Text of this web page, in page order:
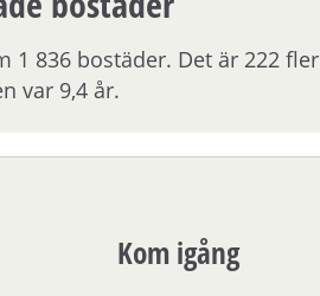
836 bostäder. Det är 222 fler
var 9,4 år.
Kom igång